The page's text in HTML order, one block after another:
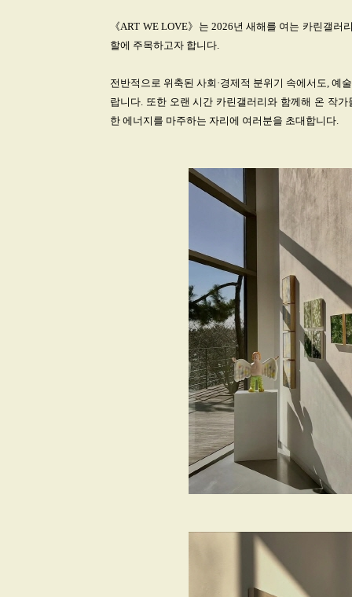
《ART WE LOVE》는 2026년 새해를 여는 카린갤
할에 주목하고자 합니다.
전반적으로 위축된 사회·경제적 분위기 속에서도, 예
랍니다. 또한 오랜 시간 카린갤러리와 함께해 온 작
한 에너지를 마주하는 자리에 여러분을 초대합니다.